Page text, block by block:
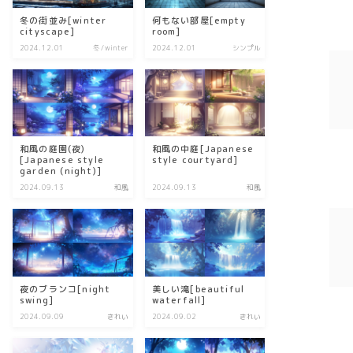
冬の街並み[winter
cityscape]
2024.12.01 冬/winter
何もない部屋[empty
room]
2024.12.01 シンプル
和風の庭園(夜)
[Japanese style
garden (night)]
2024.09.13 和風
和風の中庭[Japanese
style courtyard]
2024.09.13 和風
夜のブランコ[night
swing]
2024.09.09 きれい
美しい滝[beautiful
waterfall]
2024.09.02 きれい